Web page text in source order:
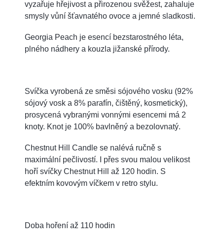
vyzařuje hřejivost a přirozenou svěžest, zahaluje
smysly vůní šťavnatého ovoce a jemné sladkosti.
Georgia Peach je esencí bezstarostného léta,
plného nádhery a kouzla jižanské přírody.
Svíčka vyrobená ze směsi sójového vosku (92%
sójový vosk a 8% parafín, čištěný, kosmetický),
prosycená vybranými vonnými esencemi má 2
knoty. Knot je 100% bavlněný a bezolovnatý.
Chestnut Hill Candle se nalévá ručně s
maximální pečlivostí. I přes svou malou velikost
hoří svíčky Chestnut Hill až 120 hodin. S
efektním kovovým víčkem v retro stylu.
Doba hoření až 110 hodin